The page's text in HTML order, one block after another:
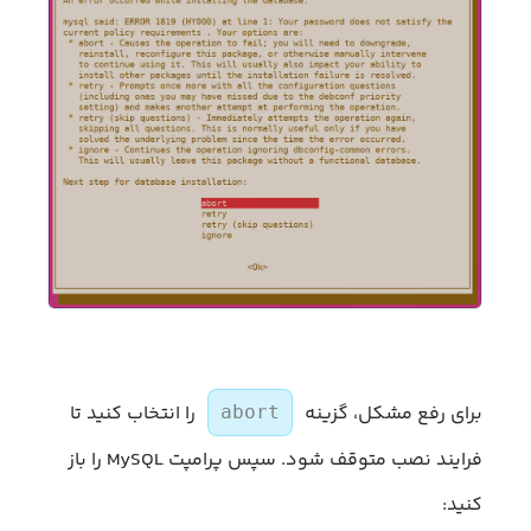
برای رفع مشکل، گزینه abort
را انتخاب کنید تا
فرایند نصب متوقف شود. سپس پرامپت MySQL را باز
کنید: